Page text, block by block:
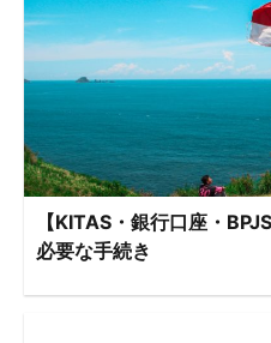
【KITAS・銀行口座・
必要な手続き